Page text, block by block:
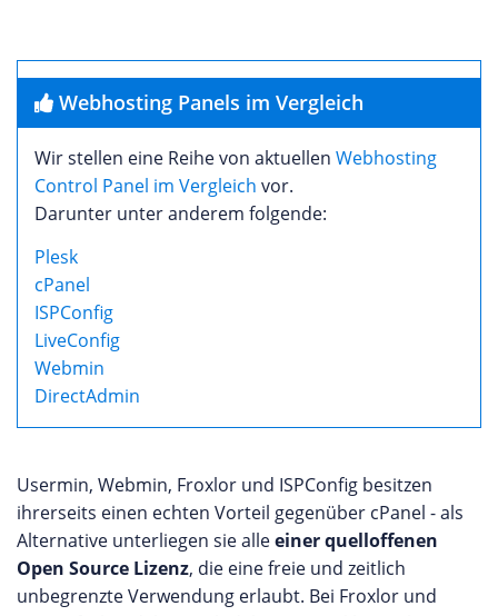
Webhosting Panels im Vergleich
Wir stellen eine Reihe von aktuellen Webhosting
Control Panel im Vergleich vor.
Darunter unter anderem folgende:
Plesk
cPanel
ISPConfig
LiveConfig
Webmin
DirectAdmin
Usermin, Webmin, Froxlor und ISPConfig besitzen
ihrerseits einen echten Vorteil gegenüber cPanel - als
Alternative unterliegen sie alleeiner quelloffenen
Open Source Lizenz, die eine freie und zeitlich
unbegrenzte Verwendung erlaubt. Bei Froxlor und